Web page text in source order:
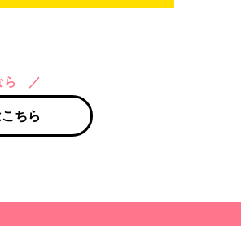
ら ／
ちら